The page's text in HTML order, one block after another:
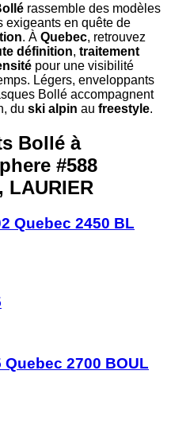
rassemble des modèles
exigeants en quête de
. À Quebec, retrouvez
définition, traitement
pour une visibilité
Légers, enveloppants
Bollé accompagnent
du ski alpin au freestyle.
Bollé à
#588
LAURIER
Quebec 2450 BL
2700 BOUL